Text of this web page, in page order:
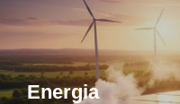
Energia